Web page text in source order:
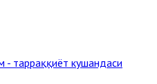
- тарраққиёт кушандаси